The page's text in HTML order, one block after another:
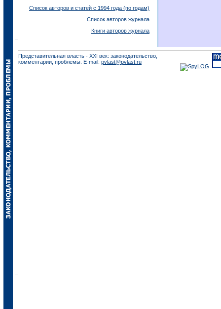
Список авторов и статей с 1994 года (по годам)
Список авторов журнала
Книги авторов журнала
Представительная власть - XXI век: законодательство,
комментарии, проблемы. E-mail: pvlast@pvlast.ru